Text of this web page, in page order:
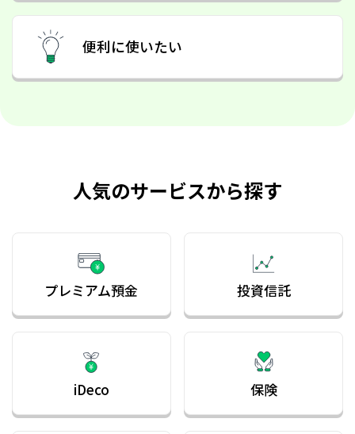
フロッピーディスクを利用した各種振込・口座振替 サ
ービスの取扱終了のお知らせについて
会員の皆さまへ
「職員領収印」廃止に関するお知らせ
事業性口座開設をご希望の個人事業主のお客さまへ
「当座勘定規定」等の改定について
「カスタマーハラスメントに対する基本方針」の制定
紛失届受付および残高・入出金明細ご案内フリーダイ
ヤル終了のお知らせ
便利に使いたい
人気のサービスから探す
プレミアム預金 投資信託
iDeco 保険